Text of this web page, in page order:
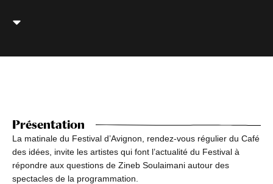
Présentation
La matinale du Festival d’Avignon, rendez-vous régulier du Café
des idées, invite les artistes qui font l’actualité du Festival à
répondre aux questions de Zineb Soulaimani autour des
spectacles de la programmation.